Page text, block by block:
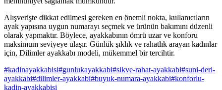
Alışverişte dikkat edilmesi gereken en önemli nokta, kullanıcıların
ayak yapısına uygun numarayı seçmek ve ürünün bakımını düzenli
olarak yapmaktır. Böylece, ayakkabının ömrü uzar ve konforu
maksimum seviyeye ulaşır. Günlük şıklık ve rahatlık arayan kadınlar
için, Dilimler ayakkabı modeli, mükemmel bir tercihtir.
#kadinayakkabisi#gunlukayakkabi#sikve-rahat-ayakkabi#suni-deri-
ayakkabi#dilimler-ayakkabi#buyuk-numara-ayakkabi#konforlu-
kadin-ayakkabisi